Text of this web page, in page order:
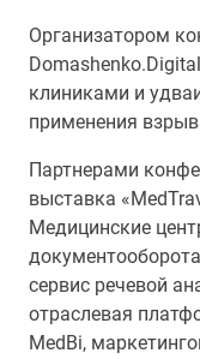
Организатором
клиниками и
применения
Партнерами
выставка
Медицинские
сервис речевой
отраслевая
MedBi,